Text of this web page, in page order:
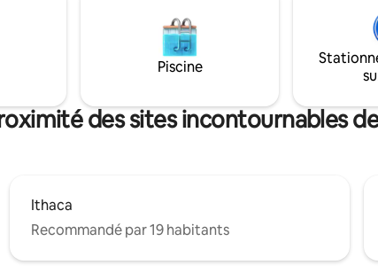
immédiat à la route
moins de 15 minutes de
Offre
tranquillité, de paix, de
château de St. George.
à proximité de l'aéroport, à
minutes en voiture d'Argostoli,
de Céphalonie, et à 6 minutes
de la plage la plus proche.
Piscine
des sites incontournables
Ithaca
Recommandé par 19 habitants